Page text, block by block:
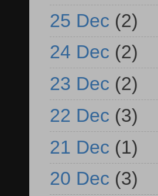
25 Dec (2)
24 Dec (2)
23 Dec (2)
22 Dec (3)
21 Dec (1)
20 Dec (3)